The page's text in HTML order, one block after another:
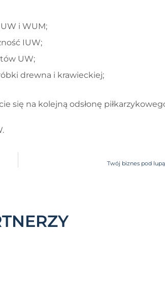
i WUM;
IUW;
UW;
drewna i krawieckiej;
na kolejną odsłonę
Twój biznes pod